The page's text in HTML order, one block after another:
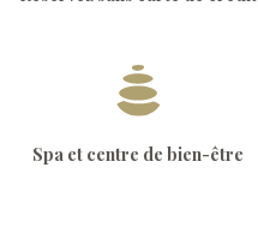
Spa et centre de bien-être